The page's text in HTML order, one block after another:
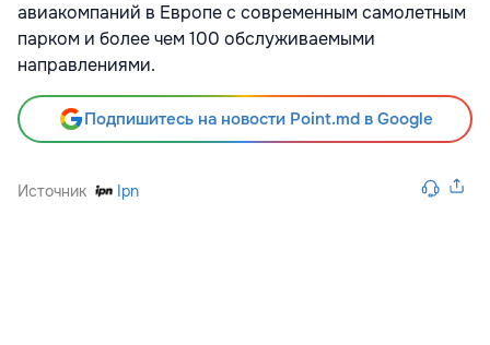
авиакомпаний в Европе с современным самолетным
парком и более чем 100 обслуживаемыми
направлениями.
Подпишитесь на новости Point.md в Google
Источник Ipn